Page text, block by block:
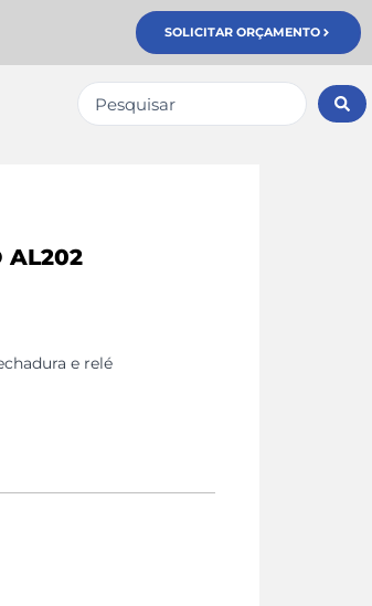
SOLICITAR ORÇAMENTO
Pesquisar
...
AL202
e relé